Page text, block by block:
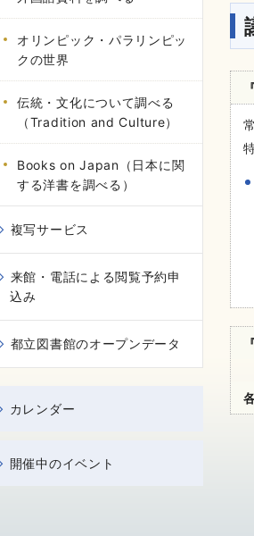
オリンピック・パラリンピッ
クの世界
伝統・文化について調べる
（Tradition and Culture）
Books on Japan（日本に関
する洋書を調べる）
複写サービス
来館・電話による閲覧予約申
込み
都立図書館のオープンデータ
カレンダー
開催中のイベント